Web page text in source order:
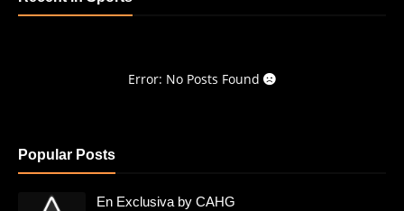
Error: No Posts Found
Popular Posts
En Exclusiva by CAHG